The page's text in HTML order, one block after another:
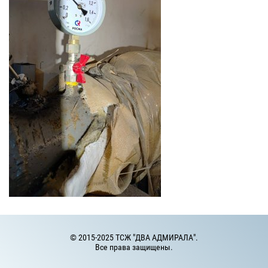
© 2015-2025 ТСЖ "ДВА АДМИРАЛА".
Все права защищены.